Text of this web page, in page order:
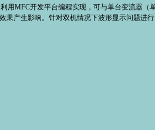
MFC开发平台编程实现，可与单台变流器
产生影响。针对双机情况下波形显示问题